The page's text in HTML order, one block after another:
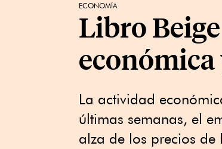
ECONOMÍA
Libro
La actividad
últimas semanas, el
alza de los precios